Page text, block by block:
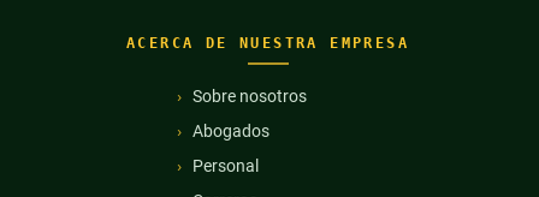
ACERCA DE NUESTRA EMPRESA
Sobre nosotros
Abogados
Personal